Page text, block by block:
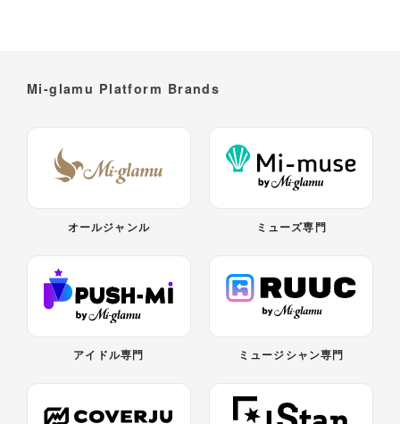
Mi-glamu Platform Brands
オールジャンル ミューズ専門
アイドル専門 ミュージシャン専門